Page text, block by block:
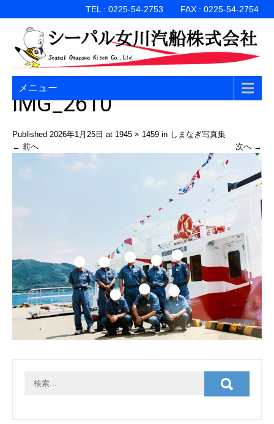
TEL : 0225-54-2753 FAX : 0225-54-2754
メニュー
IMG_2610
Published 2026年1月25日 at 1945 × 1459 in しまなぎ写真集
← 前へ 次へ →